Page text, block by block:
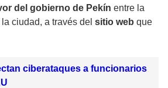
del gobierno de Pekín entre la
ciudad, a través del sitio web que
ciberataques a funcionarios